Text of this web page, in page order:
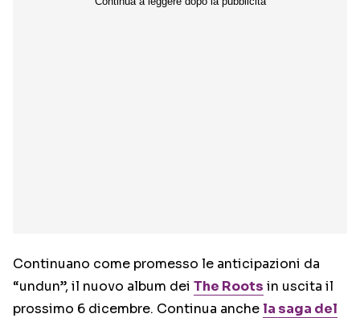
Continuano come promesso le anticipazioni da
“undun”, il nuovo album dei The Roots in uscita il
prossimo 6 dicembre. Continua anche la saga del